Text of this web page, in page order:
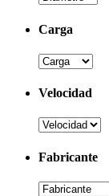
Carga
Velocidad
Fabricante